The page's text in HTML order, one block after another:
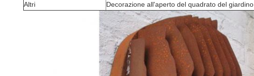
Altri
Decorazione all'aperto del quadrato del giardino